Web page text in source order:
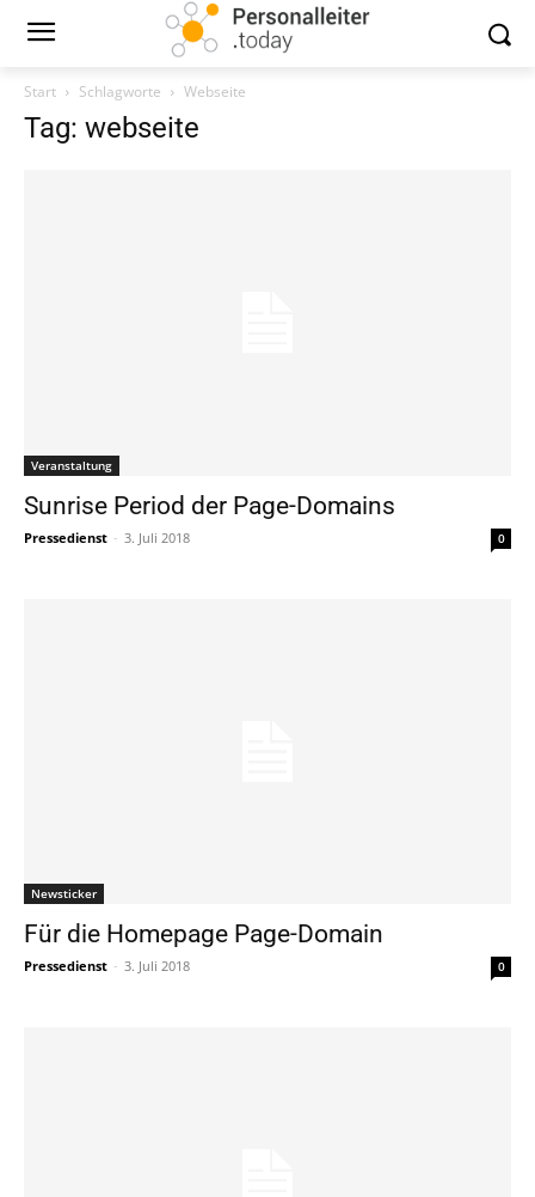
Start Schlagworte Webseite
Tag: webseite
Veranstaltung
Sunrise Period der Page-Domains
Pressedienst - 3. Juli 2018 0
Newsticker
Für die Homepage Page-Domain
Pressedienst - 3. Juli 2018 0